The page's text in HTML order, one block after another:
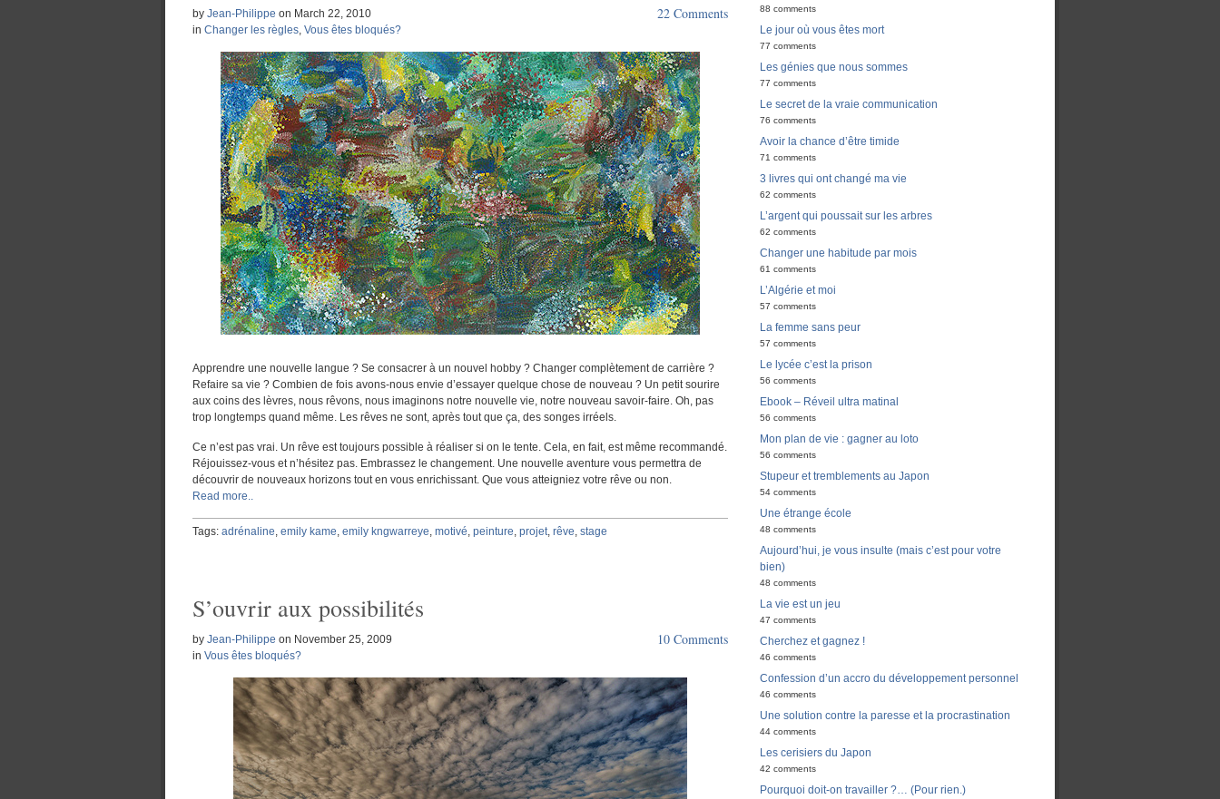
by Jean-Philippe on March 22, 2010
in Changer les règles, Vous êtes bloqués?
22 Comments
Apprendre une nouvelle langue ? Se consacrer à un nouvel hobby ? Changer complètement de carrière ?
Refaire sa vie ? Combien de fois avons-nous envie d’essayer quelque chose de nouveau ? Un petit sourire
aux coins des lèvres, nous rêvons, nous imaginons notre nouvelle vie, notre nouveau savoir-faire. Oh, pas
trop longtemps quand même. Les rêves ne sont, après tout que ça, des songes irréels.
Ce n’est pas vrai. Un rêve est toujours possible à réaliser si on le tente. Cela, en fait, est même recommandé.
Réjouissez-vous et n’hésitez pas. Embrassez le changement. Une nouvelle aventure vous permettra de
découvrir de nouveaux horizons tout en vous enrichissant. Que vous atteigniez votre rêve ou non.
Read more..
Tags: adrénaline, emily kame, emily kngwarreye, motivé, peinture, projet, rêve, stage
S’ouvrir aux possibilités
by Jean-Philippe on November 25, 2009
in Vous êtes bloqués?
10 Comments
88 comments
Le jour où vous êtes mort
77 comments
Les génies que nous sommes
77 comments
Le secret de la vraie communication
76 comments
Avoir la chance d’être timide
71 comments
3 livres qui ont changé ma vie
62 comments
L’argent qui poussait sur les arbres
62 comments
Changer une habitude par mois
61 comments
L’Algérie et moi
57 comments
La femme sans peur
57 comments
Le lycée c’est la prison
56 comments
Ebook – Réveil ultra matinal
56 comments
Mon plan de vie : gagner au loto
56 comments
Stupeur et tremblements au Japon
54 comments
Une étrange école
48 comments
Aujourd’hui, je vous insulte (mais c’est pour votre
bien)
48 comments
La vie est un jeu
47 comments
Cherchez et gagnez !
46 comments
Confession d’un accro du développement personnel
46 comments
Une solution contre la paresse et la procrastination
44 comments
Les cerisiers du Japon
42 comments
Pourquoi doit-on travailler ?… (Pour rien.)